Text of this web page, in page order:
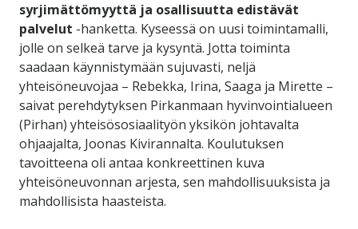
syrjimättömyyttä ja osallisuutta edistävät
palvelut -hanketta. Kyseessä on uusi toimintamalli,
jolle on selkeä tarve ja kysyntä. Jotta toiminta
saadaan käynnistymään sujuvasti, neljä
yhteisöneuvojaa – Rebekka, Irina, Saaga ja Mirette –
saivat perehdytyksen Pirkanmaan hyvinvointialueen
(Pirhan) yhteisösosiaalityön yksikön johtavalta
ohjaajalta, Joonas Kivirannalta. Koulutuksen
tavoitteena oli antaa konkreettinen kuva
yhteisöneuvonnan arjesta, sen mahdollisuuksista ja
mahdollisista haasteista.